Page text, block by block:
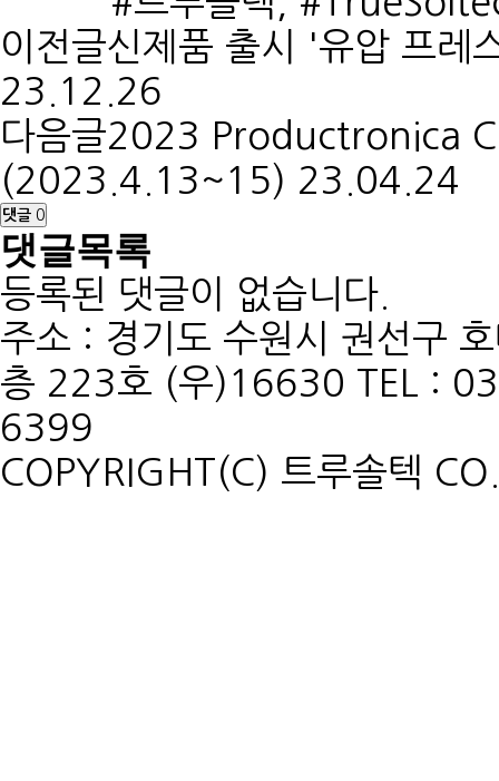
이전글신제품 출시 '유압 프레
23.12.26
다음글2023 Productronica
(2023.4.13~15) 23.04.24
댓글 0
댓글목록
등록된 댓글이 없습니다.
주소 : 경기도 수원시 권선구
층 223호 (우)16630 TEL :
6399
COPYRIGHT(C) 트루솔텍